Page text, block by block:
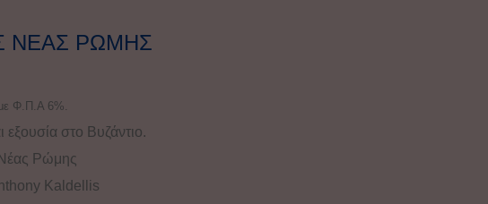
ΝΕΑΣ ΡΩΜΗΣ
Φ.Π.Α 6%.
εξουσία στο Βυζάντιο.
Νέας Ρώμης
Kaldellis